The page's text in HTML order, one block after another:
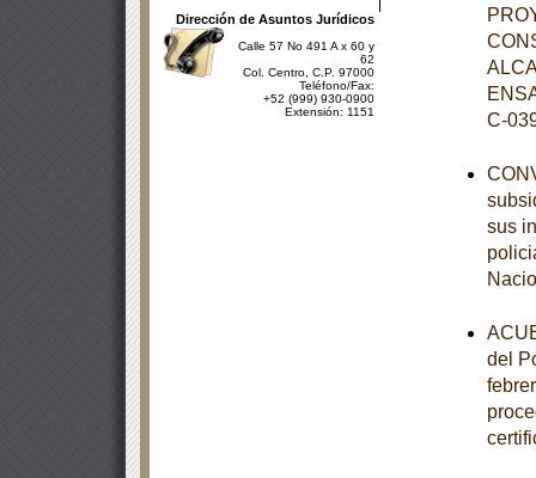
Dirección de Asuntos Jurídicos
Calle 57 No 491 A x 60 y
62
Col. Centro, C.P. 97000
Teléfono/Fax:
+52 (999) 930-0900
Extensión: 1151
C-
sus
del